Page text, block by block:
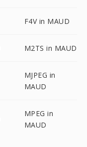
F4V in MAUD
M2TS in MAUD
MJPEG in
MAUD
MPEG in
MAUD